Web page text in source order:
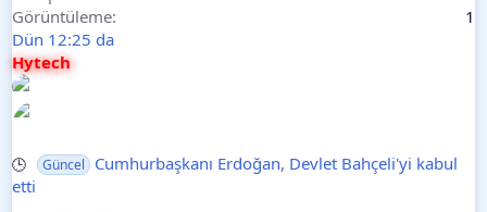
Görüntüleme
1
Dün 12:25 da
Hytech
🕒 Güncel
Cumhurbaşkanı Erdoğan, Devlet Bahçeli'yi kabul
etti